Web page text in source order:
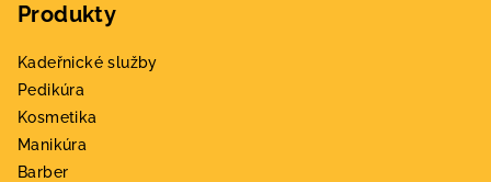
Produkty
Kadeřnické služby
Pedikúra
Kosmetika
Manikúra
Barber